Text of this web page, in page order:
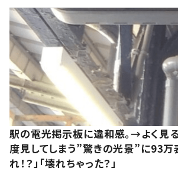
駅の電光掲示板に違和感。→よく
度見してしまう”驚きの光景”に93万
れ！？」「壊れちゃった？」